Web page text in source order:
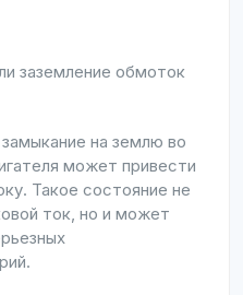
заземление обмоток
на землю во
может привести
Такое состояние не
ток, но и может